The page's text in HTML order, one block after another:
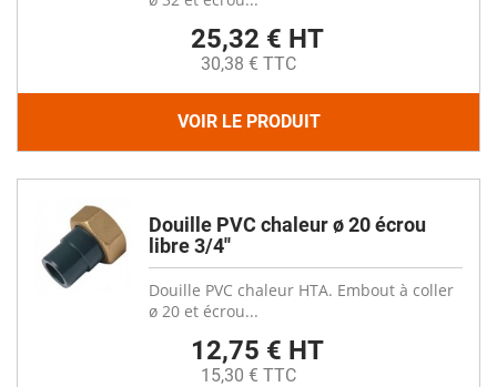
25,32 € HT
30,38 € TTC
VOIR LE PRODUIT
Douille PVC chaleur ø 20 écrou
libre 3/4''
Douille PVC chaleur HTA. Embout à coller
ø 20 et écrou...
12,75 € HT
15,30 € TTC